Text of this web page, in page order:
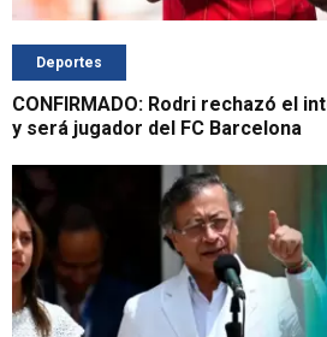
Deportes
CONFIRMADO: Rodri rechazó el
y será jugador del FC Barcelona